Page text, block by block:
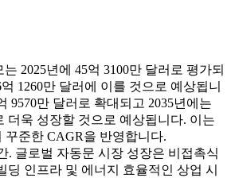
2025년에 45억 3100만 달러로 평가되
1260만 달러에 이를 것으로 예상됩니
9570만 달러로 확대되고 2035년에는
더욱 성장할 것으로 예상됩니다. 이는
꾸준한 CAGR을 반영합니다.
. 글로벌 자동문 시장 성장은 비접촉식
딩 인프라 및 에너지 효율적인 상업 시